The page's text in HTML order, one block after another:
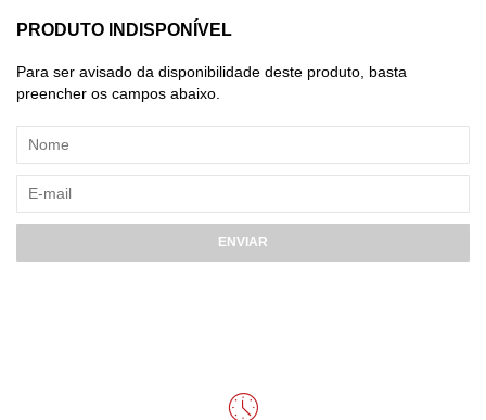
PRODUTO INDISPONÍVEL
Para ser avisado da disponibilidade deste produto, basta
preencher os campos abaixo.
ENVIAR